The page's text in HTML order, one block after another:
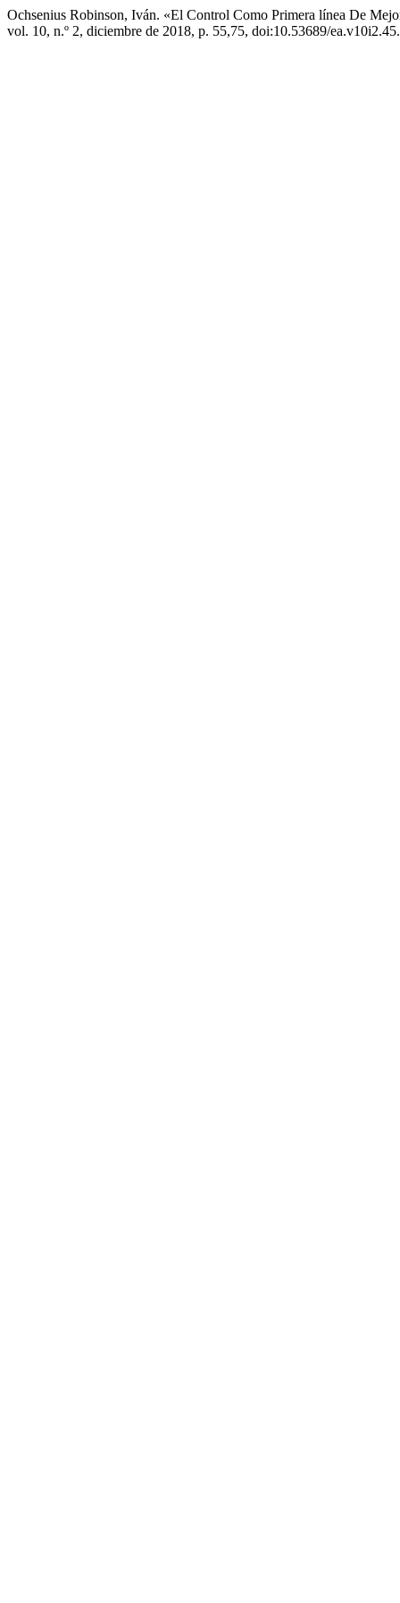
Ochsenius Robinson, Iván. «El Control Como Primera línea De
vol. 10, n.º 2, diciembre de 2018, p. 55,75, doi:10.53689/ea.v10i2.45.